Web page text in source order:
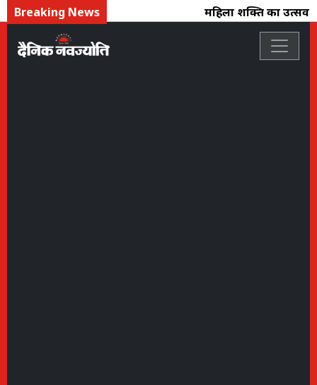
Breaking News महिला शक्ति का उत्सव